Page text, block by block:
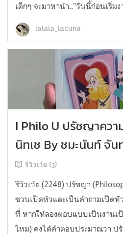
เด็กๆ จะมาหาน้า.."วันนี้ก่อนเริ่ม
lalala_lacuna
I Philo U ปรัชญาควา
นิทเช By ชมะนันท์ จัน
รีวิวเว้ย (3)
รีวิวเว้ย (2248) ปรัชญา
ชวนเปิดหัวและเป็นคำถามเปิด
ที่ หากให้ลองตอบแบบเป็นงานเ
ไหม) คงได้คำตอบประมาณว่า ป